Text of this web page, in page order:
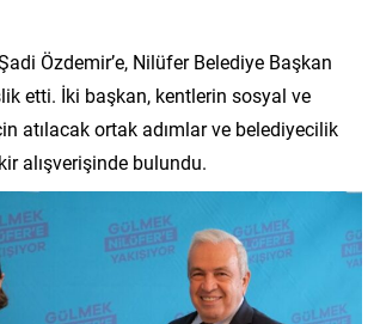
Özdemir’e, Nilüfer Belediye Başkan
etti. İki başkan, kentlerin sosyal ve
atılacak ortak adımlar ve belediyecilik
alışverişinde bulundu.